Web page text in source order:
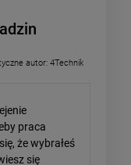
autor: 4Technik
praca
że wybrałeś
się